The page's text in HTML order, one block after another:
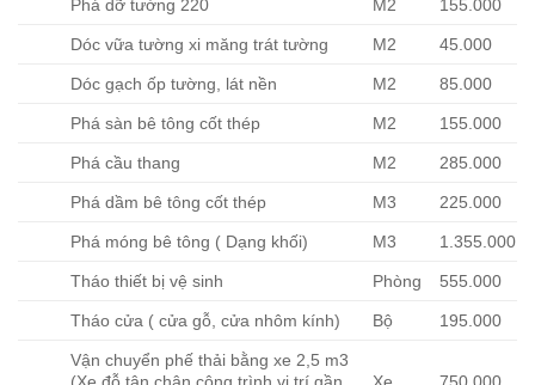
Phá dỡ tường 220 M2 155.000
Dóc vữa tường xi măng trát tường M2 45.000
Dóc gạch ốp tường, lát nền M2 85.000
Phá sàn bê tông cốt thép M2 155.000
Phá cầu thang M2 285.000
Phá dầm bê tông cốt thép M3 225.000
Phá móng bê tông ( Dạng khối) M3 1.355.000
Tháo thiết bị vệ sinh Phòng 555.000
Tháo cửa ( cửa gỗ, cửa nhôm kính) Bộ 195.000
Vận chuyển phế thải bằng xe 2,5 m3